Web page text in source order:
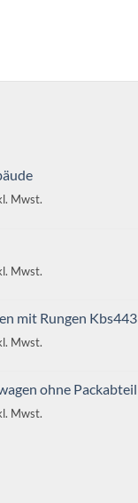
Mwst.
Mwst.
mit Rungen Kbs443
Mwst.
ohne Packabteil
Mwst.